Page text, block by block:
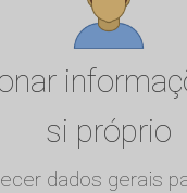
si próprio
dados gerais